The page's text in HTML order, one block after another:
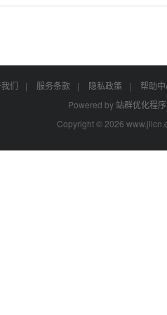
们 | 服务条款 | 隐私政策 | 帮助
Powered by 站群优化程序
Copyright © 2026